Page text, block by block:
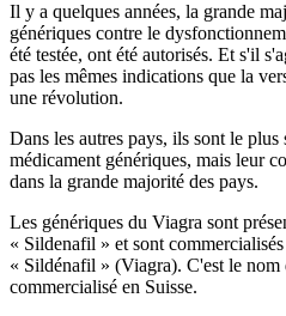
Il y a quelques années, la grande
génériques contre le
été testée, ont été autorisés. Et s'il
pas les mêmes indications que la
une révolution.
Dans les autres pays, ils sont le plus
médicament génériques, mais leur
dans la grande majorité des pays.
Les génériques du Viagra sont
« Sildenafil » et sont
« Sildénafil » (Viagra). C'est le
commercialisé en Suisse.